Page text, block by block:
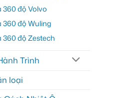
360 độ Volvo
360 độ Wuling
360 độ Zestech
Trình
loại